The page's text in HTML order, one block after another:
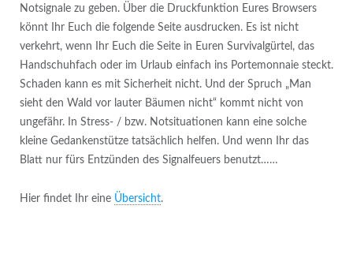
Notsignale zu geben. Über die Druckfunktion Eures Browsers
könnt Ihr Euch die folgende Seite ausdrucken. Es ist nicht
verkehrt, wenn Ihr Euch die Seite in Euren Survivalgürtel, das
Handschuhfach oder im Urlaub einfach ins Portemonnaie steckt.
Schaden kann es mit Sicherheit nicht. Und der Spruch „Man
sieht den Wald vor lauter Bäumen nicht“ kommt nicht von
ungefähr. In Stress- / bzw. Notsituationen kann eine solche
kleine Gedankenstütze tatsächlich helfen. Und wenn Ihr das
Blatt nur fürs Entzünden des Signalfeuers benutzt……
Hier findet Ihr eine Übersicht.